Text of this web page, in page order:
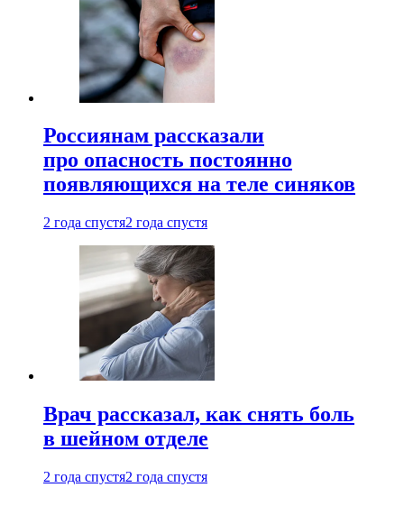
Россиянам рассказали
про опасность постоянно
появляющихся на теле синяков
2 года спустя2 года спустя
Врач рассказал, как снять боль
в шейном отделе
2 года спустя2 года спустя